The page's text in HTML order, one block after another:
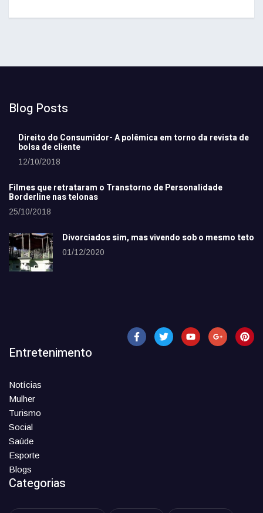
Blog Posts
Direito do Consumidor- A polêmica em torno da revista de
bolsa de cliente
12/10/2018
Filmes que retrataram o Transtorno de Personalidade
Borderline nas telonas
25/10/2018
Divorciados sim, mas vivendo sob o mesmo teto
01/12/2020
Entretenimento
Notícias
Mulher
Turismo
Social
Saúde
Esporte
Blogs
Categorias